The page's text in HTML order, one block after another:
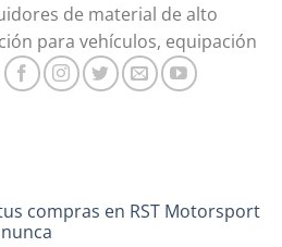
de material de alto
para vehículos, equipación
compras en RST Motorsport